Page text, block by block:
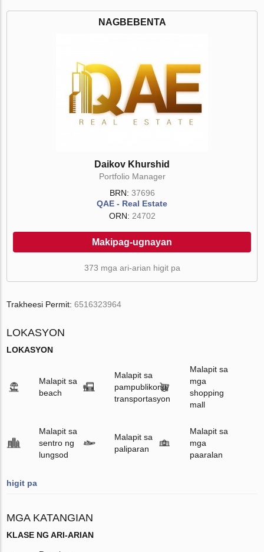
NAGBEBENTA
Daikov Khurshid
Portfolio Manager
BRN: 37696
QAE - Real Estate
ORN: 24702
Makipag-ugnayan
373 mga ari-arian higit pa
Trakheesi Permit:6516323964
LOKASYON
LOKASYON
Malapit sa
beach
Malapit sa
pampublikong
transportasyon
Malapit sa
mga
shopping
mall
Malapit sa
sentro ng
lungsod
Malapit sa
paliparan
Malapit sa
mga
paaralan
higit pa
MGA KATANGIAN
KLASE NG ARI-ARIAN